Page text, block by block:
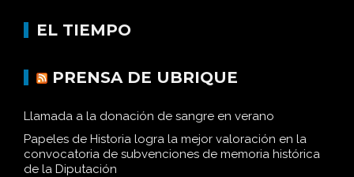
EL TIEMPO
PRENSA DE UBRIQUE
Llamada a la donación de sangre en verano
Papeles de Historia logra la mejor valoración en la
convocatoria de subvenciones de memoria histórica
de la Diputación